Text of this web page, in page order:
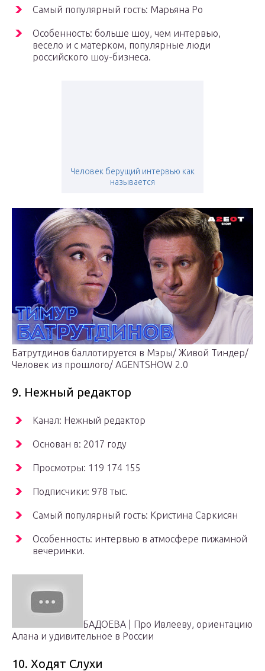
Самый популярный гость: Марьяна Ро
Особенность: больше шоу, чем интервью,
весело и с матерком, популярные люди
российского шоу-бизнеса.
Человек берущий интервью как
называется
Батрутдинов баллотируется в Мэры/ Живой Тиндер/
Человек из прошлого/ AGENTSHOW 2.0
9. Нежный редактор
Канал: Нежный редактор
Основан в: 2017 году
Просмотры: 119 174 155
Подписчики: 978 тыс.
Самый популярный гость: Кристина Саркисян
Особенность: интервью в атмосфере пижамной
вечеринки.
БАДОЕВА | Про Ивлееву, ориентацию
Алана и удивительное в России
10. Ходят Слухи